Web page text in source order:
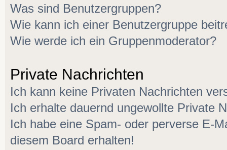
Was sind Benutzergruppen?
Wie kann ich einer Benutzergruppe
Wie werde ich ein Gruppenmoderator?
Private Nachrichten
Ich kann keine Privaten Nachrichten
Ich erhalte dauernd ungewollte Private
Ich habe eine Spam- oder perverse E-
diesem Board erhalten!